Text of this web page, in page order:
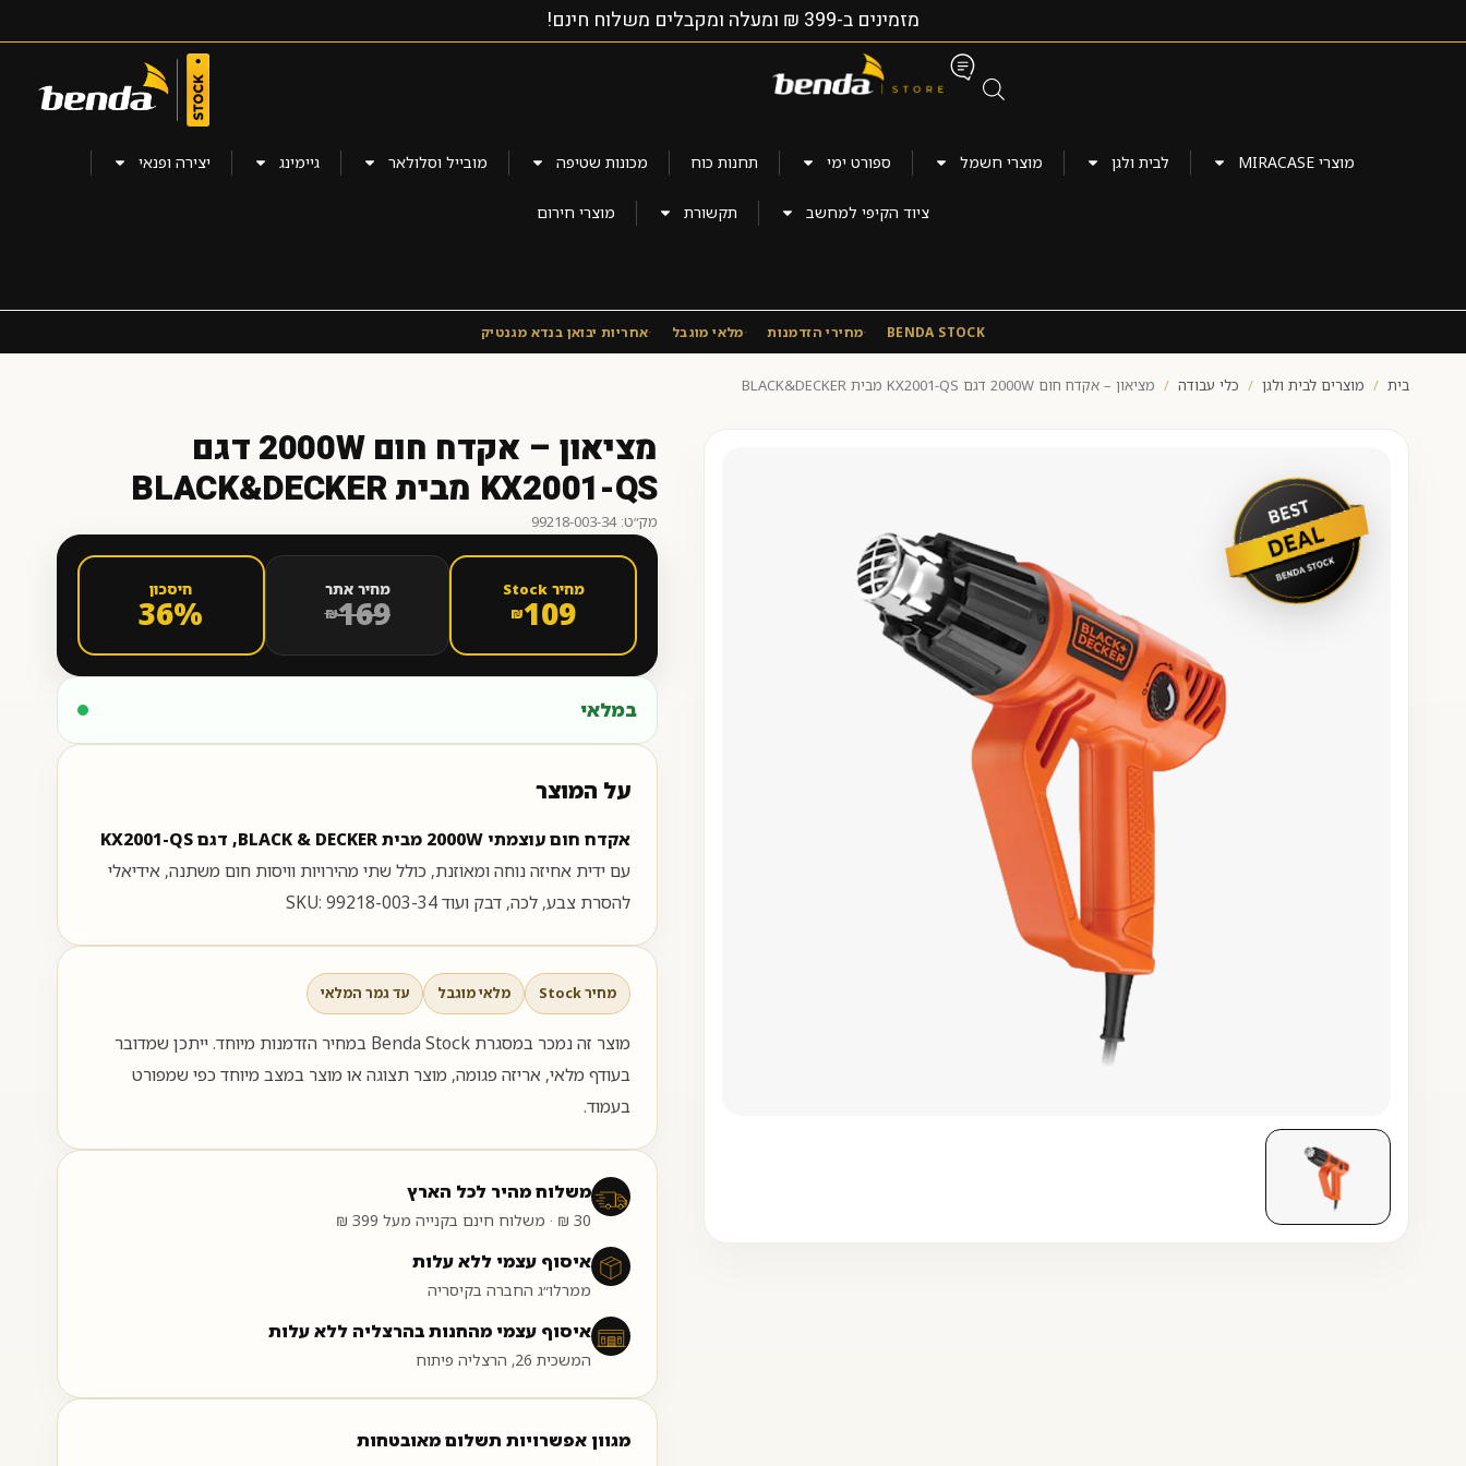
מזמינים ב-399 ₪ ומעלה ומקבלים משלוח חינם!
מוצרי MIRACASE לבית ולגן מוצרי חשמל ספורט ימי תחנות כוח מכונות שטיפה מובייל וסלולאר גיימינג יצירה ופנאי
ציוד הקיפי למחשב תקשורת מוצרי חירום
BENDA STOCK מחירי הזדמנות מלאי מוגבל אחריות יבואן בנדא מגנטיק
בית / מוצרים לבית ולגן / כלי עבודה / מציאון – אקדח חום 2000W דגם KX2001-QS מבית BLACK&DECKER
מציאון – אקדח חום 2000W דגם
KX2001-QS מבית BLACK&DECKER
מק״ט: 99218-003-34
מחיר Stock
₪109
מחיר אתר
₪169
חיסכון
36%
במלאי
על המוצר
אקדח חום עוצמתי 2000W מבית BLACK & DECKER, דגם KX2001-QS
עם ידית אחיזה נוחה ומאוזנת, כולל שתי מהירויות וויסות חום משתנה, אידיאלי
להסרת צבע, לכה, דבק ועוד SKU: 99218-003-34
מחיר Stock מלאי מוגבל עד גמר המלאי
מוצר זה נמכר במסגרת Benda Stock במחיר הזדמנות מיוחד. ייתכן שמדובר
בעודף מלאי, אריזה פגומה, מוצר תצוגה או מוצר במצב מיוחד כפי שמפורט
בעמוד.
משלוח מהיר לכל הארץ
30 ₪ · משלוח חינם בקנייה מעל 399 ₪
איסוף עצמי ללא עלות
ממרלו״ג החברה בקיסריה
איסוף עצמי מהחנות בהרצליה ללא עלות
המשכית 26, הרצליה פיתוח
מגוון אפשרויות תשלום מאובטחות